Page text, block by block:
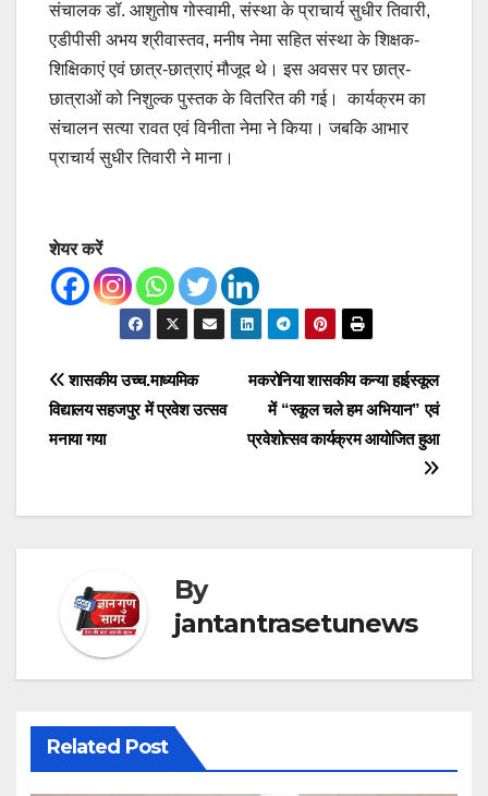
संचालक डॉ. आशुतोष गोस्वामी, संस्था के प्राचार्य सुधीर तिवारी,
एडीपीसी अभय श्रीवास्तव, मनीष नेमा सहित संस्था के शिक्षक-
शिक्षिकाएं एवं छात्र-छात्राएं मौजूद थे। इस अवसर पर छात्र-
छात्राओं को निशुल्क पुस्तक के वितरित की गई। कार्यक्रम का
संचालन सत्या रावत एवं विनीता नेमा ने किया। जबकि आभार
प्राचार्य सुधीर तिवारी ने माना।
शेयर करें
Post
navigation
मकरोनिया शासकीय कन्या हाईस्कूल
में “स्कूल चले हम अभियान” एवं
प्रवेशोत्सव कार्यक्रम आयोजित हुआ
शासकीय उच्च.माध्यमिक
विद्यालय सहजपुर में प्रवेश उत्सव
मनाया गया
By
jantantrasetunews
Related Post